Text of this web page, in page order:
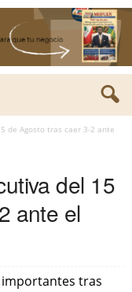
de Agosto tras caer 3-2 ante
del 15
ante el
importantes tras